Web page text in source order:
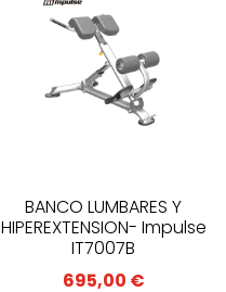
BANCO LUMBARES Y
HIPEREXTENSION- Impulse
IT7007B
695,00 €